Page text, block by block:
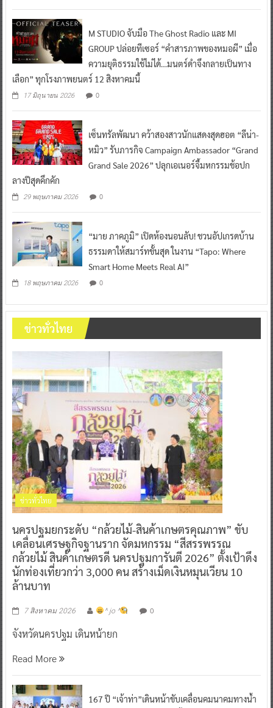
M STUDIO จับมือ The Ghost Radio และ MI
GROUP ปล่อยทีเซอร์ “คำสารภาพของหมอผี” เมื่อ
ความยุติธรรมใช้ไม่ได้…มนตร์ดำจึงกลายเป็นทาง
เลือก” ทุกโรงภาพยนตร์ 12 สิงหาคมนี้
17 มิถุนายน 2026 0
เซ็นทรัลพัฒนา คว้าสองสาวนักแสดงสุดฮอต “ลีน่า-
หมิว” รับภารกิจ Campaign Ambassador “Grand
Grand Sale 2026” ปลุกเอเนอร์จี้มหกรรมช้อปก
ลางปีสุดคึกคัก
29 พฤษภาคม 2026 0
“มาย ภาคภูมิ” เปิดห้องนอนลับ! ชวนอัปเกรดบ้าน
ธรรมดาให้สมาร์ทขั้นสุด ในงาน “Tapo: Where
Smart Home Meets Real AI”
18 พฤษภาคม 2026 0
ข่าวทั่วไทย
ข่าวทั่วไทย
นครปฐมยกระดับ “กล้วยไม้-สินค้าเกษตรคุณภาพ” ขับ
เคลื่อนเศรษฐกิจฐานราก จัดมหกรรม “สีสรรพรรณ
กล้วยไม้ สินค้าเกษตรดี นครปฐมการันตี 2026” ตั้งเป้าดึง
นักท่องเที่ยวกว่า 3,000 คน สร้างเม็ดเงินหมุนเวียน 10
ล้านบาท
7 สิงหาคม 2026 ^ jo ^ 0
จังหวัดนครปฐม เดินหน้ายก
Read More
167 ปี “เจ้าท่า”เดินหน้าขับเคลื่อนคมนาคมทางน้ำ